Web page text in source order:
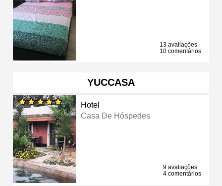
13 avaliações
10 comentários
YUCCASA
Hotel
Casa De Hóspedes
9 avaliações
4 comentários